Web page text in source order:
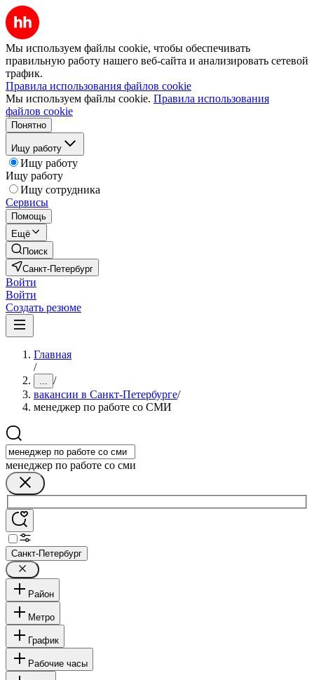
Мы используем файлы cookie, чтобы обеспечивать
правильную работу нашего веб-сайта и анализировать сетевой
трафик.
Правила использования файлов cookie
Мы используем файлы cookie. Правила использования
файлов cookie
Понятно
Ищу работу
Ищу работу
Ищу работу
Ищу сотрудника
Сервисы
Помощь
Ещё
Поиск
Санкт-Петербург
Войти
Войти
Создать резюме
Главная
/
... /
вакансии в Санкт-Петербурге/
менеджер по работе со СМИ
менеджер по работе со сми
Санкт-Петербург
Район
Метро
График
Рабочие часы